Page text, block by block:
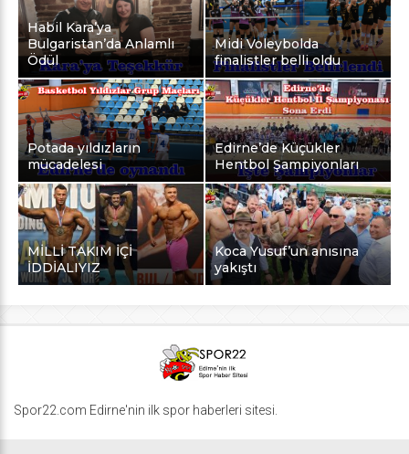
Habil Kara’ya
Bulgaristan’da Anlamlı
Ödül
Midi Voleybolda
finalistler belli oldu
Potada yıldızların
mücadelesi
Edirne’de Küçükler
Hentbol Şampiyonları
MİLLİ TAKIM İÇİ
İDDİALIYIZ
Koca Yusuf’un anısına
yakıştı
Spor22.com Edirne'nin ilk spor haberleri sitesi.